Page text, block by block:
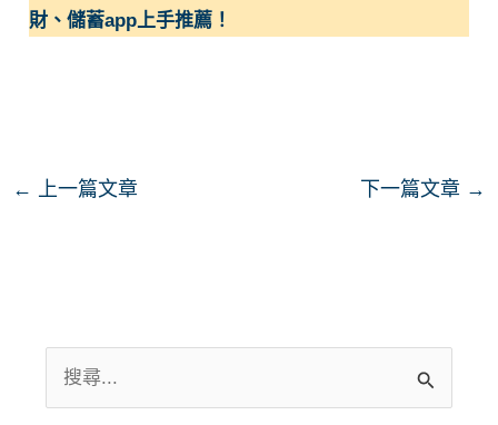
財、儲蓄app上手推薦！
← 上一篇文章 下一篇文章 →
尋